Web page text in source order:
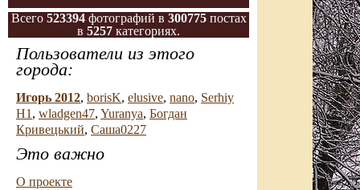
Всего 523394фотографий в 300775постах
в 5257 категориях.
Пользователи из этого
города:
Игорь 2012, borisK, elusive, nano, Serhiy
H1 , wladgen47, Yuranya, Богдан
Кривецький, Саша0227
Это важно
О проекте